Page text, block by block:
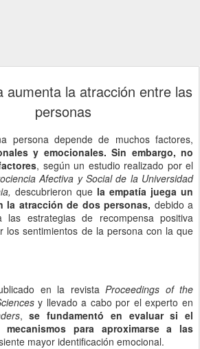
aumenta la atracción entre las
personas
persona depende de muchos factores,
y emocionales. Sin embargo, no
, según un estudio realizado por el
Afectiva y Social de la Universidad
descubrieron que la empatía juega un
la atracción de dos personas, debido a
estrategias de recompensa positiva
los sentimientos de la persona con la que
en la revista Proceedings of the
y llevado a cabo por el experto en
,se fundamentó en evaluar si el
para aproximarse a las
mayor identificación emocional.